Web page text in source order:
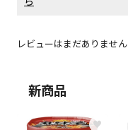
レビューはまだありません
新商品
♥